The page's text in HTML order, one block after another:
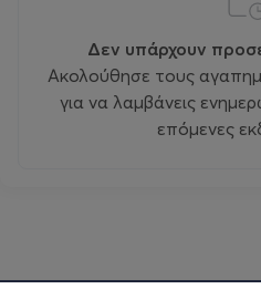
Δεν υπάρχουν
Ακολούθησε τους
για να λαμβάνεις
επόμενες